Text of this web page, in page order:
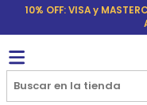
10% OFF: VISA y